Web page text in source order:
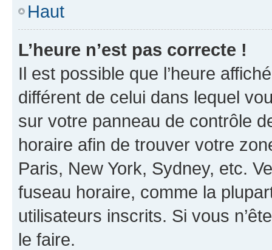
Haut
L’heure n’est pas correcte !
Il est possible que l’heure
différent de celui dans lequel
sur votre panneau de contrôle
horaire afin de trouver votre
Paris, New York, Sydney, etc.
fuseau horaire, comme la
utilisateurs inscrits. Si vous
le faire.